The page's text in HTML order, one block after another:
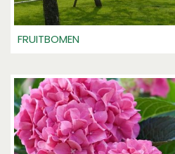
FRUITBOMEN